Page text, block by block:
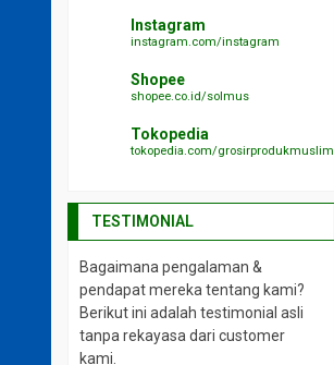
Instagram
instagram.com/instagram
Shopee
shopee.co.id/solmus
Tokopedia
tokopedia.com/grosirprodukmuslim
TESTIMONIAL
Bagaimana pengalaman &
pendapat mereka tentang kami?
Berikut ini adalah testimonial asli
tanpa rekayasa dari customer
kami.